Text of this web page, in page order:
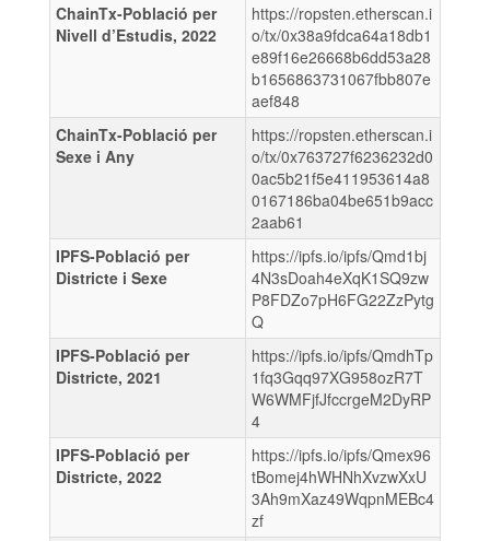
ChainTx-Població per
Nivell d’Estudis, 2022
https://ropsten.etherscan.i
o/tx/0x38a9fdca64a18db1
e89f16e26668b6dd53a28
b1656863731067fbb807e
aef848
ChainTx-Població per
Sexe i Any
https://ropsten.etherscan.i
o/tx/0x763727f6236232d0
0ac5b21f5e411953614a8
0167186ba04be651b9acc
2aab61
IPFS-Població per
Districte i Sexe
https://ipfs.io/ipfs/Qmd1bj
4N3sDoah4eXqK1SQ9zw
P8FDZo7pH6FG22ZzPytg
Q
IPFS-Població per
Districte, 2021
https://ipfs.io/ipfs/QmdhTp
1fq3Gqq97XG958ozR7T
W6WMFjfJfccrgeM2DyRP
4
IPFS-Població per
Districte, 2022
https://ipfs.io/ipfs/Qmex96
tBomej4hWHNhXvzwXxU
3Ah9mXaz49WqpnMEBc4
zf